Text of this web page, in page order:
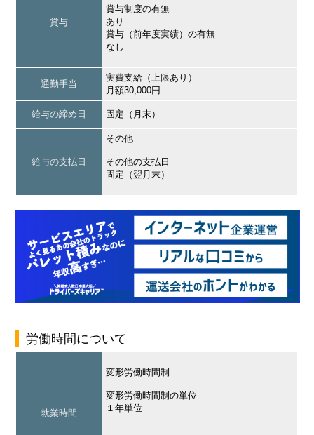
賞与
賞与制度の有無
あり
賞与（前年度実績）の有無
なし
通勤手当
実費支給（上限あり）
月額30,000円
給与の締め日 固定（月末）
給与の支払日
その他
その他の支払日
固定（翌月末）
労働時間について
就業時間
変形労働時間制
変形労働時間制の単位
１年単位